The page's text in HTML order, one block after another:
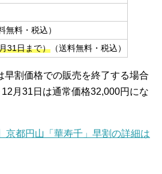
無料・税込）
31日まで） （送料無料・税込）
割価格での販売を終了する場合
月31日は通常価格32,000円にな
京都円山「華寿千」早割の詳細は